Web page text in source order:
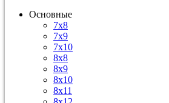
Основные
7х8
7х9
7х10
8х8
8х9
8х10
8х11